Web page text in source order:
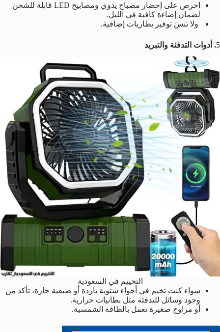
احرص على إحضار مصباح يدوي ومصابيح LED قابلة للشحن
لضمان إضاءة كافية في الليل.
ولا تنسَ توفير بطاريات إضافية.
5. أدوات التدفئة والتبريد
التخييم في السعودية
سواء كنت تخيم في أجواء شتوية باردة أو صيفية حارة، تأكد من
وجود وسائل للتدفئة مثل بطانيات حرارية.
أو مراوح صغيرة تعمل بالطاقة الشمسية.